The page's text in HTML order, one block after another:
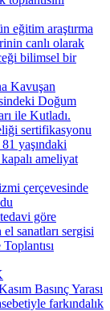
eğitim araştırma
canlı olarak
bilimsel bir
Kavuşan
Doğum
ile Kutladı.
sertifikasyonu
yaşındaki
ameliyat
çerçevesinde
göre
sanatları sergisi
Basınç Yarası
farkındalık